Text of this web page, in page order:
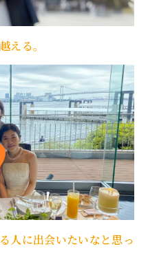
える。
人に出会いたいなと思っ